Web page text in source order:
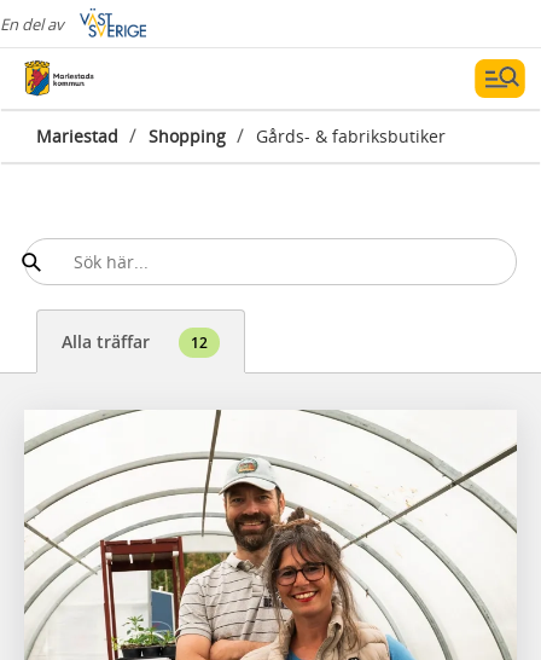
En del av
Mariestad / Shopping / Gårds- & fabriksbutiker
Alla träffar 12